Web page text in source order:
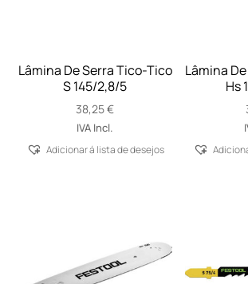
Lâmina De Serra Tico-Tico
S 145/2,8/5
38,25€
IVA Incl.
Adicionar á lista de desejos
Lâmina
Hs